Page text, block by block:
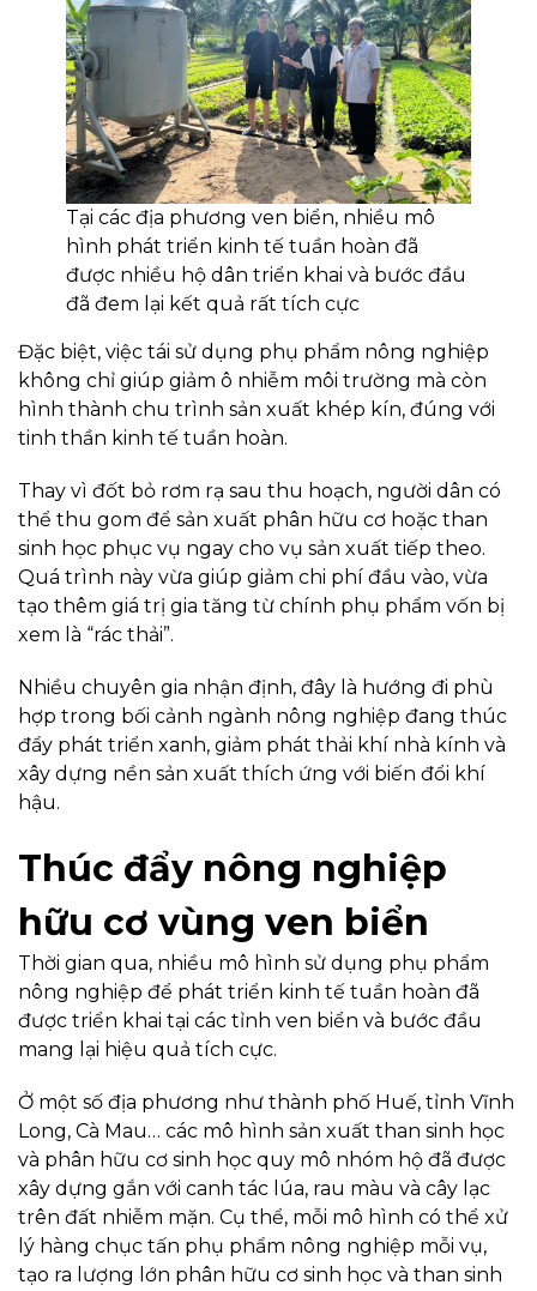
Tại các địa phương ven biển, nhiều mô
hình phát triển kinh tế tuần hoàn đã
được nhiều hộ dân triển khai và bước đầu
đã đem lại kết quả rất tích cực
Đặc biệt, việc tái sử dụng phụ phẩm nông nghiệp
không chỉ giúp giảm ô nhiễm môi trường mà còn
hình thành chu trình sản xuất khép kín, đúng với
tinh thần kinh tế tuần hoàn.
Thay vì đốt bỏ rơm rạ sau thu hoạch, người dân có
thể thu gom để sản xuất phân hữu cơ hoặc than
sinh học phục vụ ngay cho vụ sản xuất tiếp theo.
Quá trình này vừa giúp giảm chi phí đầu vào, vừa
tạo thêm giá trị gia tăng từ chính phụ phẩm vốn bị
xem là “rác thải”.
Nhiều chuyên gia nhận định, đây là hướng đi phù
hợp trong bối cảnh ngành nông nghiệp đang thúc
đẩy phát triển xanh, giảm phát thải khí nhà kính và
xây dựng nền sản xuất thích ứng với biến đổi khí
hậu.
Thúc đẩy nông nghiệp
hữu cơ vùng ven biển
Thời gian qua, nhiều mô hình sử dụng phụ phẩm
nông nghiệp để phát triển kinh tế tuần hoàn đã
được triển khai tại các tỉnh ven biển và bước đầu
mang lại hiệu quả tích cực.
Ở một số địa phương như thành phố Huế, tỉnh Vĩnh
Long, Cà Mau… các mô hình sản xuất than sinh học
và phân hữu cơ sinh học quy mô nhóm hộ đã được
xây dựng gắn với canh tác lúa, rau màu và cây lạc
trên đất nhiễm mặn. Cụ thể, mỗi mô hình có thể xử
lý hàng chục tấn phụ phẩm nông nghiệp mỗi vụ,
tạo ra lượng lớn phân hữu cơ sinh học và than sinh